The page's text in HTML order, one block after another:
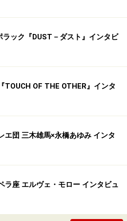
ラック『DUST－ダスト』インタビ
TOUCH OF THE OTHER』インタ
エ団 三木雄馬×永橋あゆみ インタ
ラ座 エルヴェ・モロー インタビュ